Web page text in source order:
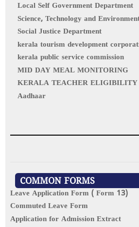
Local Self Government Department
Science, Technology and
Social Justice Department
kerala tourism development
kerala public service commission
MID DAY MEAL MONITORING
KERALA TEACHER ELIGIBILITY
Aadhaar
COMMON FORMS
Leave Application Form ( Form 13)
Commuted Leave Form
Application for Admission Extract